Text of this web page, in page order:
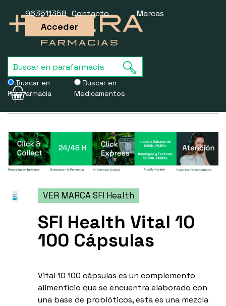
Buscar en
Parafarmacia
Buscar en
Medicamentos
963511358 Contacto Marcas
Acceder
Usamos cookies para mejorar la experiencia de la web. Si sigues
VER MARCA SFI Health
SFI Health Vital 10
100 Cápsulas
Vital 10 100 cápsulas es un complemento
alimenticio que se encuentra elaborado con
una base de probióticos, esta es una mezcla